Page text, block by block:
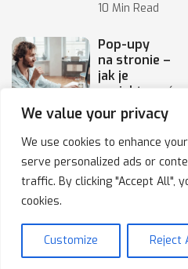
We value your privacy
We use cookies to enhance
serve personalized ads or
traffic. By clicking "Accept All",
cookies.
Customize Reject
10 Min Read
Pop-upy
na stronie –
jak je
projektować,
by
10 Min Read
Copyright © 2020-2025
Polityka